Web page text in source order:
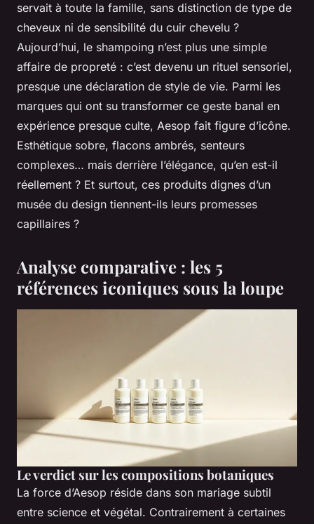
servait à toute la famille, sans distinction de type de
cheveux ni de sensibilité du cuir chevelu ?
Aujourd’hui, le shampoing n’est plus une simple
affaire de propreté : c’est devenu un rituel sensoriel,
presque une déclaration de style de vie. Parmi les
marques qui ont su transformer ce geste banal en
expérience presque culte, Aesop fait figure d’icône.
Esthétique sobre, flacons ambrés, senteurs
complexes… mais derrière l’élégance, qu’en est-il
réellement ? Et surtout, ces produits dignes d’un
musée du design tiennent-ils leurs promesses
capillaires ?
Analyse comparative : les 5
références iconiques sous la loupe
Le verdict sur les compositions botaniques
La force d’Aesop réside dans son mariage subtil
entre science et végétal. Contrairement à certaines